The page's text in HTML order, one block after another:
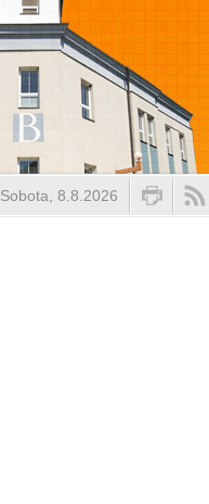
Sobota, 8.8.2026